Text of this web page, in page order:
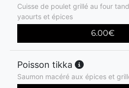
Cuisse de poulet grillé au four
yaourts et épices
6.00€
Poisson tikka
Saumon macéré aux épices et